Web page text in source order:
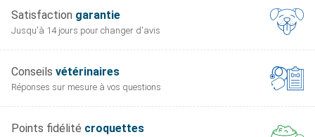
Satisfaction garantie
Jusqu'à 14 jours pour changer d'avis
Conseils vétérinaires
Réponses sur mesure à vos questions
Points fidélité croquettes